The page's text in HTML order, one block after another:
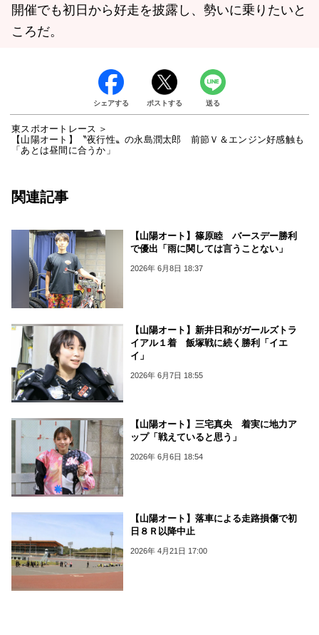
開催でも初日から好走を披露し、勢いに乗りたいと
ころだ。
シェアする ポストする 送る
東スポオートレース
【山陽オート】〝夜行性〟の永島潤太郎 前節Ｖ＆エンジン好感触も
「あとは昼間に合うか」
関連記事
【山陽オート】篠原睦 バースデー勝利
で優出「雨に関しては言うことない」
2026年 6月8日 18:37
【山陽オート】新井日和がガールズトラ
イアル１着 飯塚戦に続く勝利「イエ
イ」
2026年 6月7日 18:55
【山陽オート】三宅真央 着実に地力ア
ップ「戦えていると思う」
2026年 6月6日 18:54
【山陽オート】落車による走路損傷で初
日８Ｒ以降中止
2026年 4月21日 17:00